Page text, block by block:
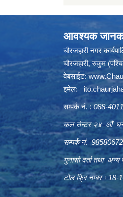
आवश्यक
चौरजहारी नगर
चौरजहारी, रुकुम
वेबसाईट:
इमेल:
सम्पर्क नं. : 088-
कल सेन्टर २४ औं
सम्पर्क नं.
गुनासो दर्ता तथा
टोल फ्रि नम्बर ः